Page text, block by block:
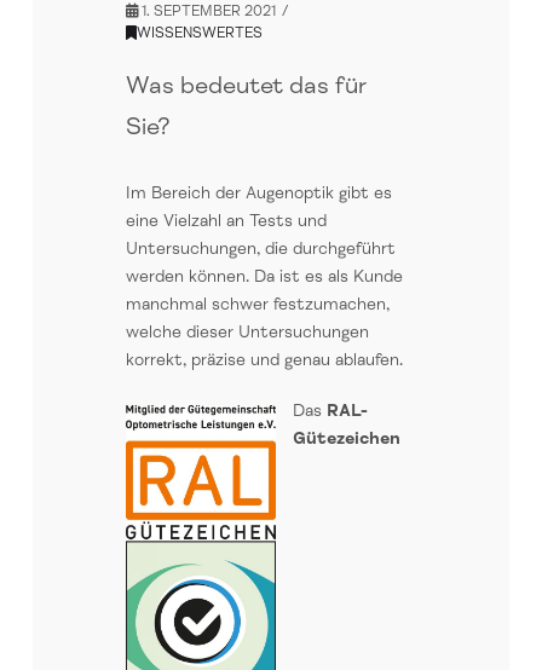
1. SEPTEMBER 2021
WISSENSWERTES
Was bedeutet das für
Sie?
Im Bereich der Augenoptik gibt es
eine Vielzahl an Tests und
Untersuchungen, die durchgeführt
werden können. Da ist es als Kunde
manchmal schwer festzumachen,
welche dieser Untersuchungen
korrekt, präzise und genau ablaufen.
Das RAL-
Gütezeichen